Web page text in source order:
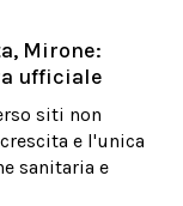
Mirone:
ufficiale
siti non
e l'unica
sanitaria e